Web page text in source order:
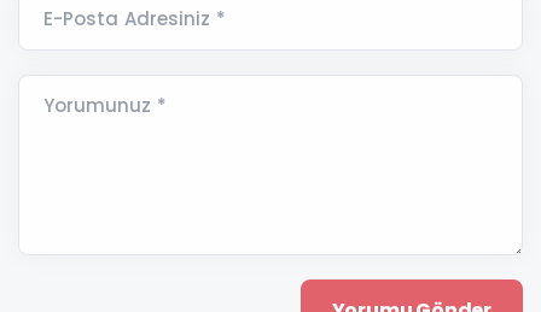
E-Posta Adresiniz *
Yorumunuz *